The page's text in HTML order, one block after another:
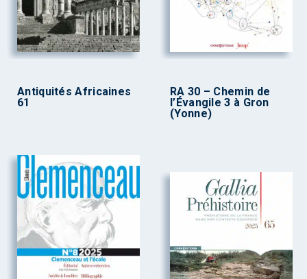
Antiquités Africaines
61
RA 30 – Chemin de
l’Évangile 3 à Gron
(Yonne)